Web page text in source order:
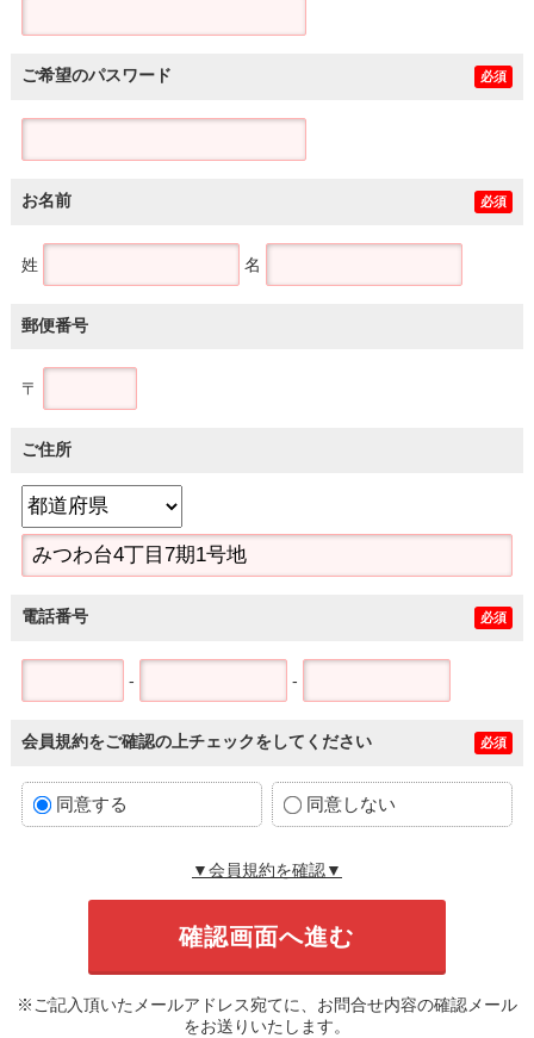
ご希望のパスワード 必須
お名前 必須
姓 名
郵便番号
〒
ご住所
電話番号 必須
- -
会員規約をご確認の上チェックをしてください 必須
同意する 同意しない
▼会員規約を確認▼
※ご記入頂いたメールアドレス宛てに、お問合せ内容の確認メール
をお送りいたします。